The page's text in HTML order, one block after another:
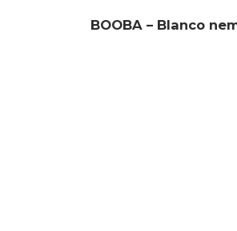
BOOBA – Blanco